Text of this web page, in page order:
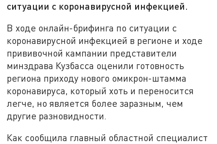
ситуации с коронавирусной инфекцией.
В ходе онлайн-брифинга по ситуации с
коронавирусной инфекцией в регионе и ходе
прививочной кампании представители
минздрава Кузбасса оценили готовность
региона приходу нового омикрон-штамма
коронавируса, который хоть и переносится
легче, но является более заразным, чем
другие разновидности.
Как сообщила главный областной специалист